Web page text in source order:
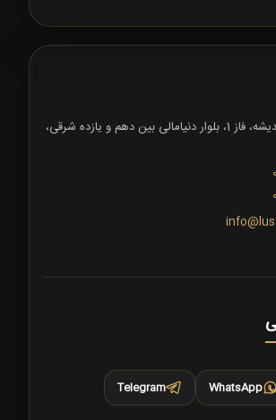
تهران، شهرک اندیشه، فاز 1، بلوار دنیامالی بین دهم و یازده شرقی،
WhatsApp
Telegram